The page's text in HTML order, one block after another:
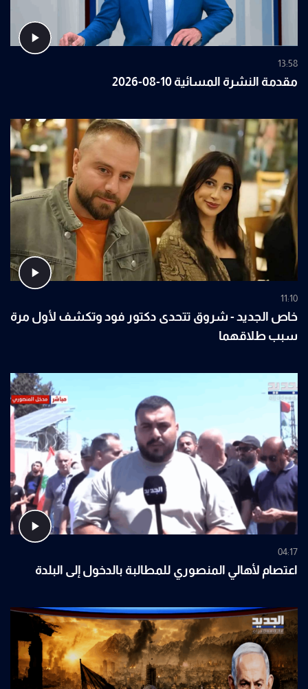
13:58
مقدمة النشرة المسائية 10-08-2026
11:10
خاص الجديد - شروق تتحدى دكتور فود وتكشف لأول مرة
سبب طلاقهما
04:17
اعتصام لأهالي المنصوري للمطالبة بالدخول إلى البلدة